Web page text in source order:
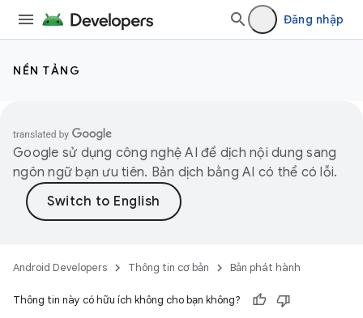
Đăng nhập
NỀN TẢNG
Google sử dụng công nghệ AI để dịch nội dung sang
ngôn ngữ bạn ưu tiên. Bản dịch bằng AI có thể có lỗi.
Android Developers Thông tin cơ bản Bản phát hành
Thông tin này có hữu ích không cho bạn không?